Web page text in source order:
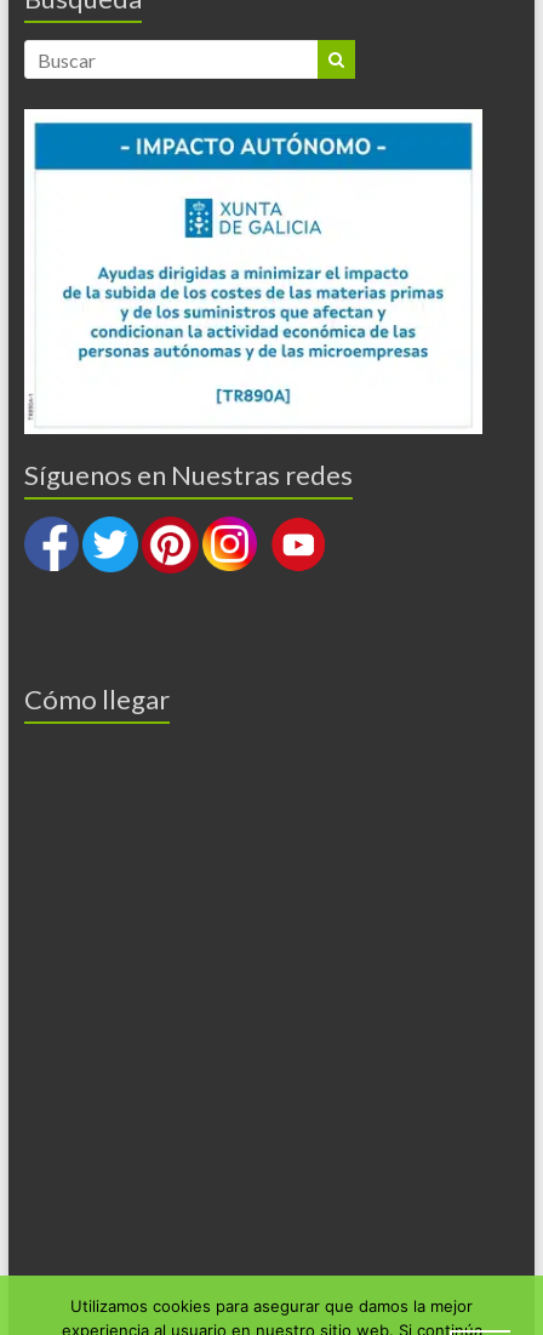
Síguenos en Nuestras redes
Cómo llegar
Utilizamos cookies para asegurar que damos la mejor
experiencia al usuario en nuestro sitio web. Si continúa